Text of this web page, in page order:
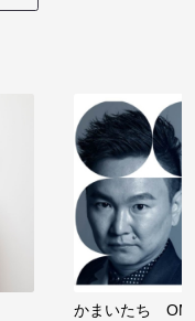
かまいたち